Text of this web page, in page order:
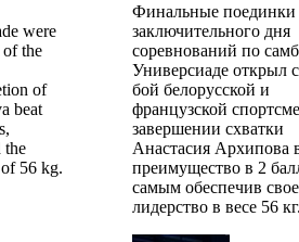
were
the
of
beat
the
56 kg.
Финальные поединки
заключительного дня
соревнований по
Универсиаде открыл
бой белорусской и
французской
завершении схватки
Анастасия Архипова
преимущество в 2
самым обеспечив свое
лидерство в весе 56